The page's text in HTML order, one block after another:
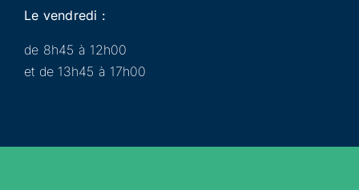
Le vendredi :
de 8h45 à 12h00
et de 13h45 à 17h00